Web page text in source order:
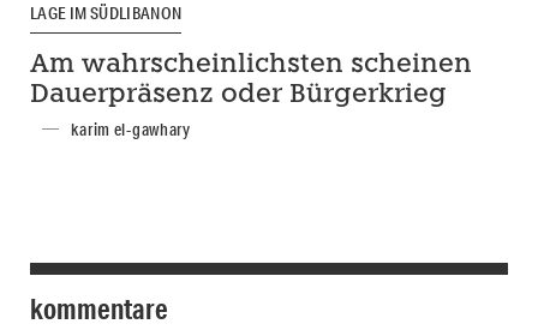
LAGE IM SÜDLIBANON
Am wahrscheinlichsten scheinen
Dauerpräsenz oder Bürgerkrieg
karim el-gawhary
kommentare